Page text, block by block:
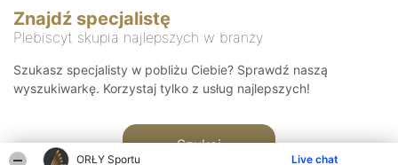
ORŁY Sportu Live chat
Znajdź specjalistę
Plebiscyt skupia najlepszych w branży
Szukasz specjalisty w pobliżu Ciebie? Sprawdź naszą
wyszukiwarkę. Korzystaj tylko z usług najlepszych!
Szukaj